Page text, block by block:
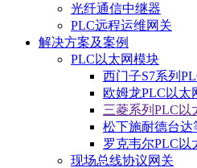
光纤通信中继器
PLC远程运维网关
解决方案及案例
PLC以太网模块
西门子S7系列
欧姆龙PLC以太
三菱系列PLC以
松下施耐德台达
罗克韦尔PLC以
现场总线协议网关